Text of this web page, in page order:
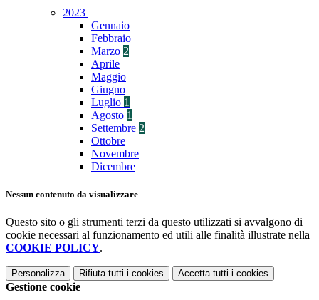
2023
Gennaio
Febbraio
Marzo 2
Aprile
Maggio
Giugno
Luglio 1
Agosto 1
Settembre 2
Ottobre
Novembre
Dicembre
Nessun contenuto da visualizzare
Questo sito o gli strumenti terzi da questo utilizzati si avvalgono di
cookie necessari al funzionamento ed utili alle finalità illustrate nella
COOKIE POLICY.
Personalizza Rifiuta tutti i cookies Accetta tutti i cookies
Gestione cookie